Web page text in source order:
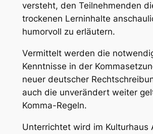
versteht, den Teilnehmenden
trockenen Lerninhalte
humorvoll zu erläutern.
Vermittelt werden die
Kenntnisse in der
neuer deutscher
auch die unverändert weiter
Komma-Regeln.
Unterrichtet wird im Kulturhaus